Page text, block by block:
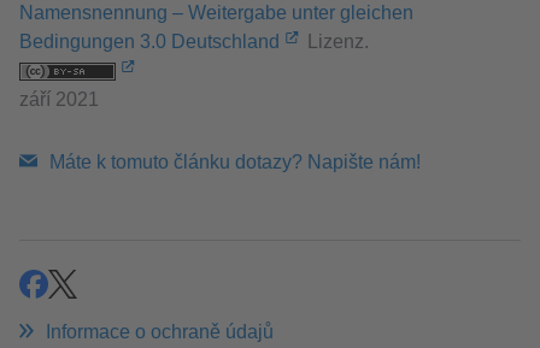
Namensnennung – Weitergabe unter gleichen
Bedingungen 3.0 Deutschland
Lizenz.
září 2021
Máte k tomuto článku dotazy? Napište nám!
SdíletSdílet
Informace o ochraně údajů